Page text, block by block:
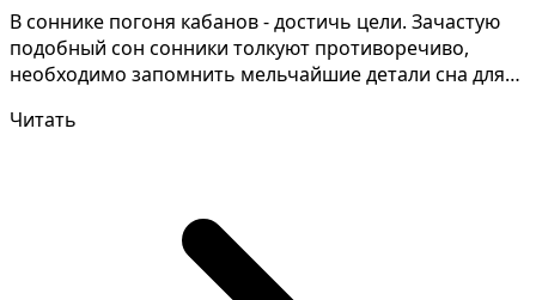
В соннике погоня кабанов - достичь цели. Зачастую
подобный сон сонники толкуют противоречиво,
необходимо запомнить мельчайшие детали сна для
Читать